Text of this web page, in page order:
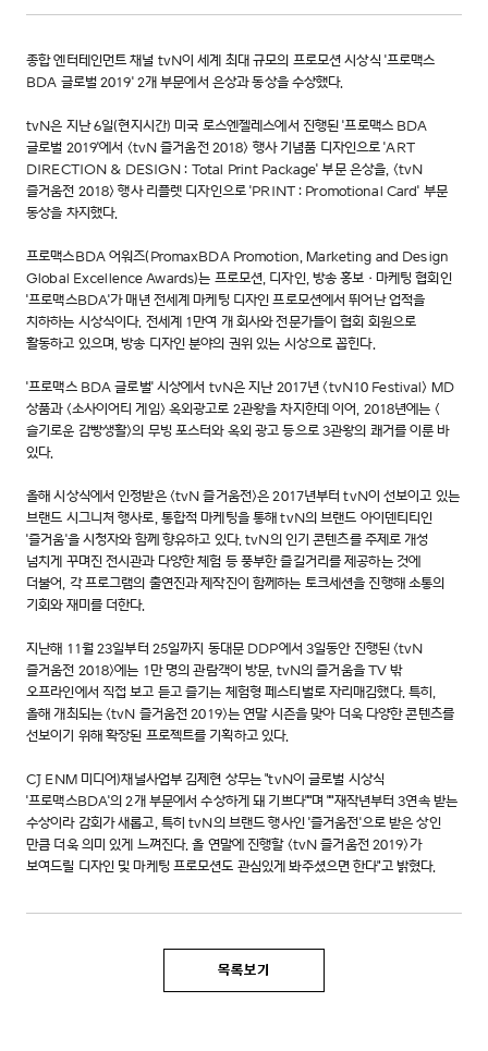
종합 엔터테인먼트 채널 tvN이 세계 최대 규모의 프로모션 시상식 '프로맥스
BDA 글로벌 2019' 2개 부문에서 은상과 동상을 수상했다.
tvN은 지난 6일(현지시간) 미국 로스엔젤레스에서 진행된 '프로맥스 BDA
글로벌 2019'에서 <tvN 즐거움전 2018> 행사 기념품 디자인으로 'ART
DIRECTION & DESIGN : Total Print Package' 부문 은상을, <tvN
즐거움전 2018> 행사 리플렛 디자인으로 'PRINT : Promotional Card' 부문
동상을 차지했다.
프로맥스BDA 어워즈(PromaxBDA Promotion, Marketing and Design
Global Excellence Awards)는 프로모션, 디자인, 방송 홍보·마케팅 협회인
'프로맥스BDA'가 매년 전세계 마케팅 디자인 프로모션에서 뛰어난 업적을
치하하는 시상식이다. 전세계 1만여 개 회사와 전문가들이 협회 회원으로
활동하고 있으며, 방송 디자인 분야의 권위 있는 시상으로 꼽힌다.
'프로맥스 BDA 글로벌' 시상에서 tvN은 지난 2017년 <tvN10 Festival> MD
상품과 <소사이어티 게임> 옥외광고로 2관왕을 차지한데 이어, 2018년에는 <
슬기로운 감빵생활>의 무빙 포스터와 옥외 광고 등으로 3관왕의 쾌거를 이룬 바
있다.
올해 시상식에서 인정받은 <tvN 즐거움전>은 2017년부터 tvN이 선보이고 있는
브랜드 시그니처 행사로, 통합적 마케팅을 통해 tvN의 브랜드 아이덴티티인
'즐거움'을 시청자와 함께 향유하고 있다. tvN의 인기 콘텐츠를 주제로 개성
넘치게 꾸며진 전시관과 다양한 체험 등 풍부한 즐길거리를 제공하는 것에
더불어, 각 프로그램의 출연진과 제작진이 함께하는 토크세션을 진행해 소통의
기회와 재미를 더한다.
지난해 11월 23일부터 25일까지 동대문 DDP에서 3일동안 진행된 <tvN
즐거움전 2018>에는 1만 명의 관람객이 방문, tvN의 즐거움을 TV 밖
오프라인에서 직접 보고 듣고 즐기는 체험형 페스티벌로 자리매김했다. 특히,
올해 개최되는 <tvN 즐거움전 2019>는 연말 시즌을 맞아 더욱 다양한 콘텐츠를
선보이기 위해 확장된 프로젝트를 기획하고 있다.
CJ ENM 미디어)채널사업부 김제현 상무는 "tvN이 글로벌 시상식
'프로맥스BDA'의 2개 부문에서 수상하게 돼 기쁘다""며 ""재작년부터 3연속 받는
수상이라 감회가 새롭고, 특히 tvN의 브랜드 행사인 '즐거움전'으로 받은 상인
만큼 더욱 의미 있게 느껴진다. 올 연말에 진행할 <tvN 즐거움전 2019>가
보여드릴 디자인 및 마케팅 프로모션도 관심있게 봐주셨으면 한다"고 밝혔다.
목록보기